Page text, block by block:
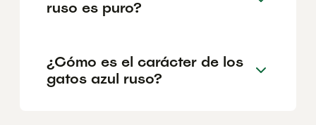
ruso es puro?
¿Cómo es el carácter de los
gatos azul ruso?